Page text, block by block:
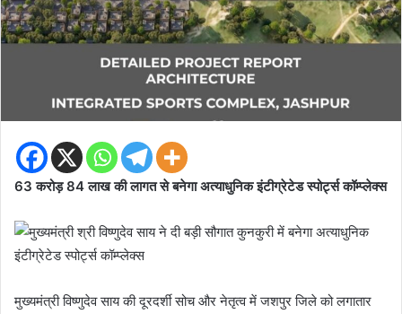
63 करोड़ 84 लाख की लागत से बनेगा अत्याधुनिक इंटीग्रेटेड स्पोर्ट्स कॉम्प्लेक्स
मुख्यमंत्री विष्णुदेव साय की दूरदर्शी सोच और नेतृत्व में जशपुर जिले को लगातार